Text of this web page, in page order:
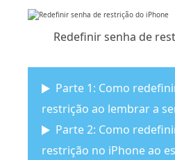
Redefinir senha de
Parte 1: Como
restrição ao lembrar a
Parte 2: Como
restrição no iPhone ao